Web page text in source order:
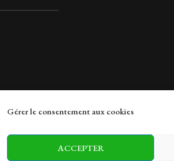
Gérer le consentement aux cookies
ACCEPTER